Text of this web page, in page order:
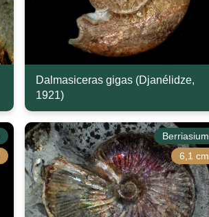
Dalmasiceras gigas (Djanélidze,
1921)
Berriasium
6,1 cm